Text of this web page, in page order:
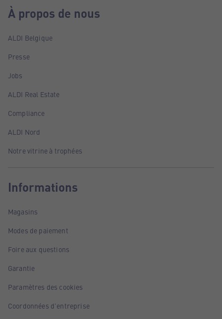
À propos de nous
ALDI Belgique
Presse
Jobs
ALDI Real Estate
Compliance
ALDI Nord
Notre vitrine à trophées
Informations
Magasins
Modes de paiement
Foire aux questions
Garantie
Paramètres des cookies
Coordonnées d'entreprise